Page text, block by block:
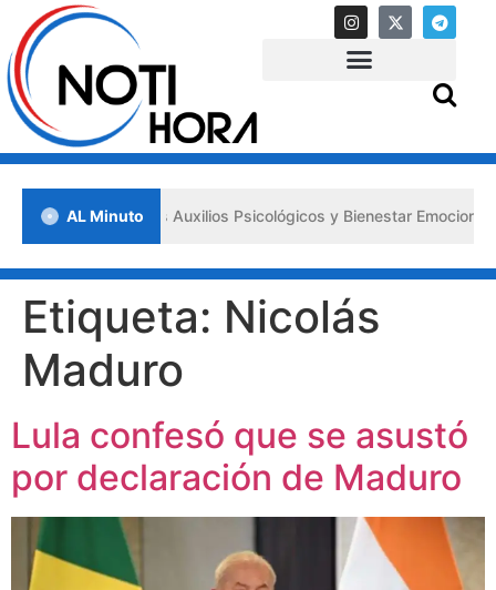
AL Minuto
«Primeros Auxilios Psicológicos y Bienestar Emocional» ante
Etiqueta: Nicolás
Maduro
Lula confesó que se asustó
por declaración de Maduro